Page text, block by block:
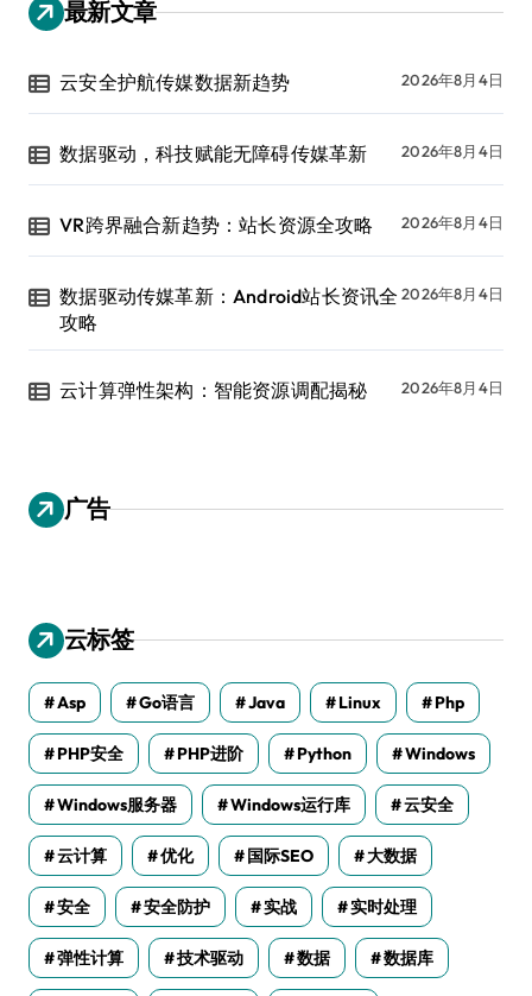
最新文章
云安全护航传媒数据新趋势 2026年8月4日
数据驱动，科技赋能无障碍传媒革新 2026年8月4日
VR跨界融合新趋势：站长资源全攻略 2026年8月4日
数据驱动传媒革新：Android站长资讯全
攻略
2026年8月4日
云计算弹性架构：智能资源调配揭秘 2026年8月4日
广告
云标签
Asp Go语言 Java Linux Php
PHP安全 PHP进阶 Python Windows
Windows服务器 Windows运行库 云安全
云计算 优化 国际SEO 大数据
安全 安全防护 实战 实时处理
弹性计算 技术驱动 数据 数据库